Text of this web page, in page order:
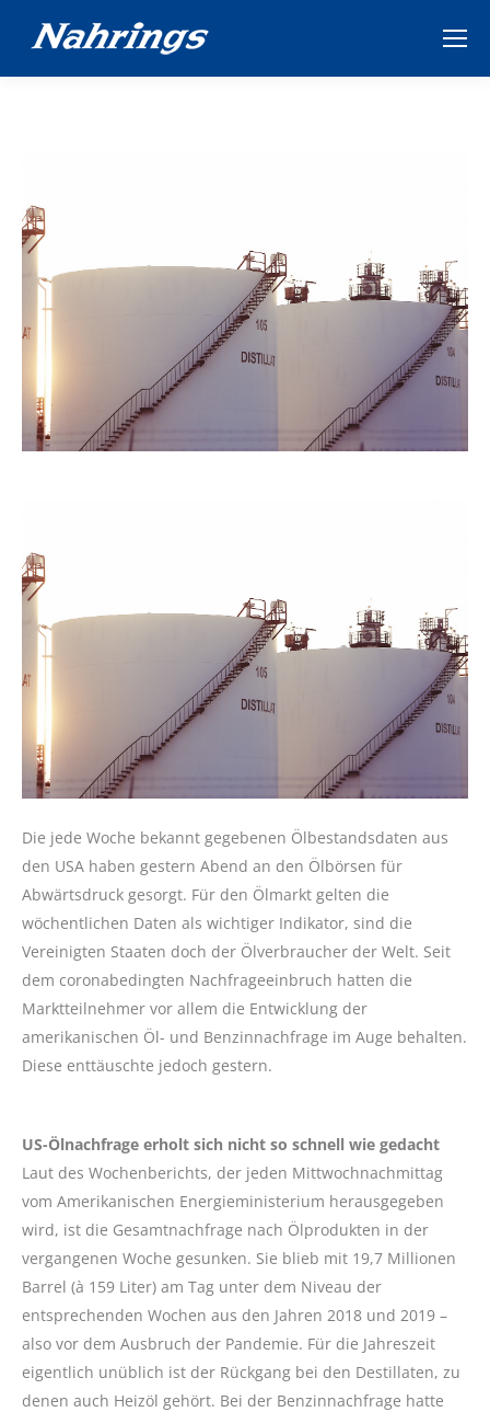
Die jede Woche bekannt gegebenen Ölbestandsdaten aus
den USA haben gestern Abend an den Ölbörsen für
Abwärtsdruck gesorgt. Für den Ölmarkt gelten die
wöchentlichen Daten als wichtiger Indikator, sind die
Vereinigten Staaten doch der Ölverbraucher der Welt. Seit
dem coronabedingten Nachfrageeinbruch hatten die
Marktteilnehmer vor allem die Entwicklung der
amerikanischen Öl- und Benzinnachfrage im Auge behalten.
Diese enttäuschte jedoch gestern.
US-Ölnachfrage erholt sich nicht so schnell wie gedacht
Laut des Wochenberichts, der jeden Mittwochnachmittag
vom Amerikanischen Energieministerium herausgegeben
wird, ist die Gesamtnachfrage nach Ölprodukten in der
vergangenen Woche gesunken. Sie blieb mit 19,7 Millionen
Barrel (à 159 Liter) am Tag unter dem Niveau der
entsprechenden Wochen aus den Jahren 2018 und 2019 –
also vor dem Ausbruch der Pandemie. Für die Jahreszeit
eigentlich unüblich ist der Rückgang bei den Destillaten, zu
denen auch Heizöl gehört. Bei der Benzinnachfrage hatte